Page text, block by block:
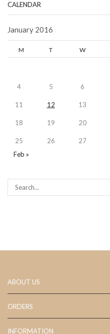
CALENDAR
January 2016
M T W
4 5 6
11 12 13
18 19 20
25 26 27
Feb »
ABOUT US
ORDERS
INFORMATION